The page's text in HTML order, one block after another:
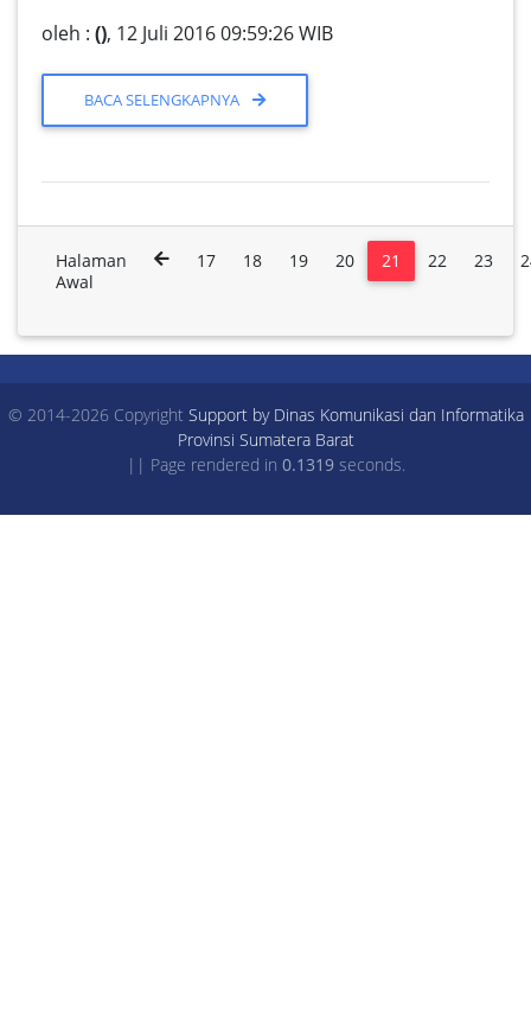
oleh : (), 12 Juli 2016 09:59:26 WIB
BACA SELENGKAPNYA
Halaman
Awal
17 18 19 20 21 22 23
© 2014-2026 Copyright Support by Dinas Komunikasi dan Informatika
Provinsi Sumatera Barat
|| Page rendered in 0.1319seconds.